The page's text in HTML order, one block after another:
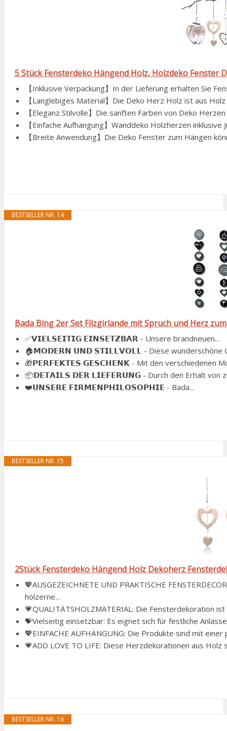
5 Stück Fensterdeko Hängend Holz, Holzdeko Fenster
【Inklusive Verpackung】In der Lieferung erhalten Sie
【Langlebiges Material】Die Deko Herz Holz ist aus
【Eleganz Stilvolle】Die sanften Farben von Deko
【Einfache Aufhängung】Wanddeko Holzherzen
【Breite Anwendung】Die Deko Fenster zum Hängen
BESTSELLER NR. 14
Bada Bing 2er Set Filzgirlande mit Spruch und Herz
✅𝗩𝗜𝗘𝗟𝗦𝗘𝗜𝗧𝗜𝗚 𝗘𝗜𝗡𝗦𝗘𝗧𝗭𝗕𝗔𝗥 - Unsere brandneuen...
🏠𝗠𝗢𝗗𝗘𝗥𝗡 𝗨𝗡𝗗 𝗦𝗧𝗜𝗟𝗟𝗩𝗢𝗟𝗟 - Diese wunderschöne
🎁𝗣𝗘𝗥𝗙𝗘𝗞𝗧𝗘𝗦 𝗚𝗘𝗦𝗖𝗛𝗘𝗡𝗞 - Mit den verschiedenen
📦𝗗𝗘𝗧𝗔𝗜𝗟𝗦 𝗗𝗘𝗥 𝗟𝗜𝗘𝗙𝗘𝗥𝗨𝗡𝗚 - Durch den Erhalt von
❤️𝗨𝗡𝗦𝗘𝗥𝗘 𝗙𝗜𝗥𝗠𝗘𝗡𝗣𝗛𝗜𝗟𝗢𝗦𝗢𝗣𝗛𝗜𝗘 - Bada...
BESTSELLER NR. 15
2Stück Fensterdeko Hängend Holz Dekoherz
💖AUSGEZEICHNETE UND PRAKTISCHE
hölzerne...
💗QUALITÄTSHOLZMATERIAL: Die Fensterdekoration
💝Vielseitig einsetzbar: Es eignet sich für festliche
💖EINFACHE AUFHÄNGUNG: Die Produkte sind mit
💗ADD LOVE TO LIFE: Diese Herzdekorationen aus Holz
BESTSELLER NR. 16